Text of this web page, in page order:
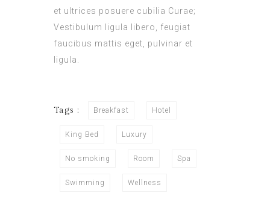
et ultrices posuere cubilia Curae;
Vestibulum ligula libero, feugiat
faucibus mattis eget, pulvinar et
ligula.
Tags : Breakfast Hotel
King Bed Luxury
No smoking Room Spa
Swimming Wellness